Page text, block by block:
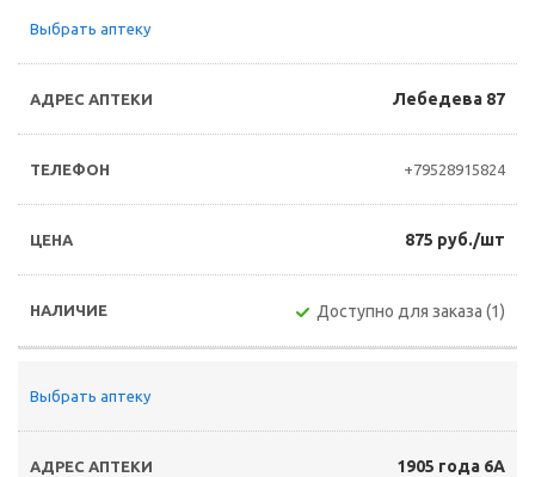
Выбрать аптеку
Лебедева 87
+79528915824
875 руб./шт
Доступно для заказа (1)
Выбрать аптеку
1905 года 6А